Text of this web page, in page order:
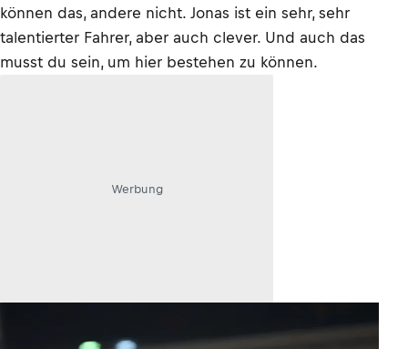
können das, andere nicht. Jonas ist ein sehr, sehr
talentierter Fahrer, aber auch clever. Und auch das
musst du sein, um hier bestehen zu können.
Werbung